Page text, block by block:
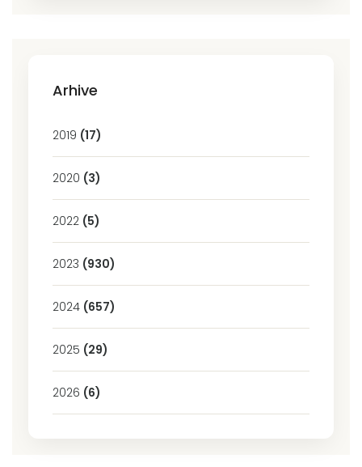
Arhive
2019 (17)
2020 (3)
2022 (5)
2023 (930)
2024 (657)
2025 (29)
2026 (6)